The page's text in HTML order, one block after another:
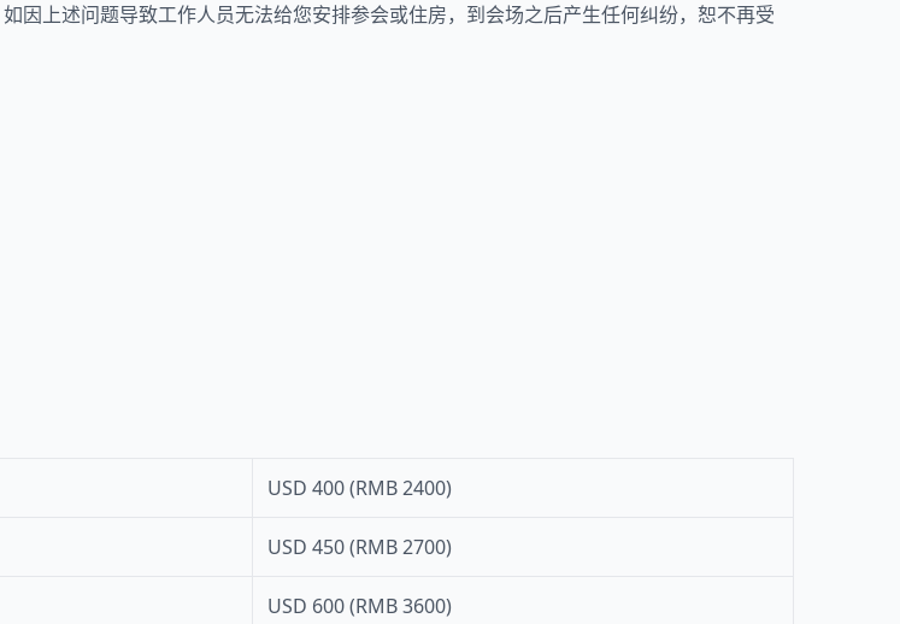
因上述问题导致工作人员无法给您安排参会或住房，到会场之后产生任何纠纷，恕不再受
USD 400 (RMB 2400)
USD 450 (RMB 2700)
USD 600 (RMB 3600)